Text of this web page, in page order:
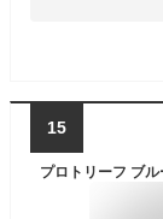
15
プロトリーフ ブ